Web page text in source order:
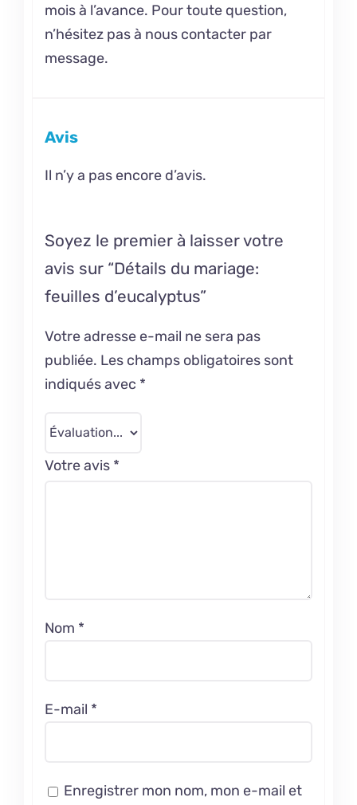
mois à l’avance. Pour toute question,
n’hésitez pas à nous contacter par
message.
Avis
Il n’y a pas encore d’avis.
Soyez le premier à laisser votre
avis sur “Détails du mariage:
feuilles d’eucalyptus”
Votre adresse e-mail ne sera pas
publiée. Les champs obligatoires sont
indiqués avec *
Votre avis *
Nom *
E-mail *
Enregistrer mon nom, mon e-mail et